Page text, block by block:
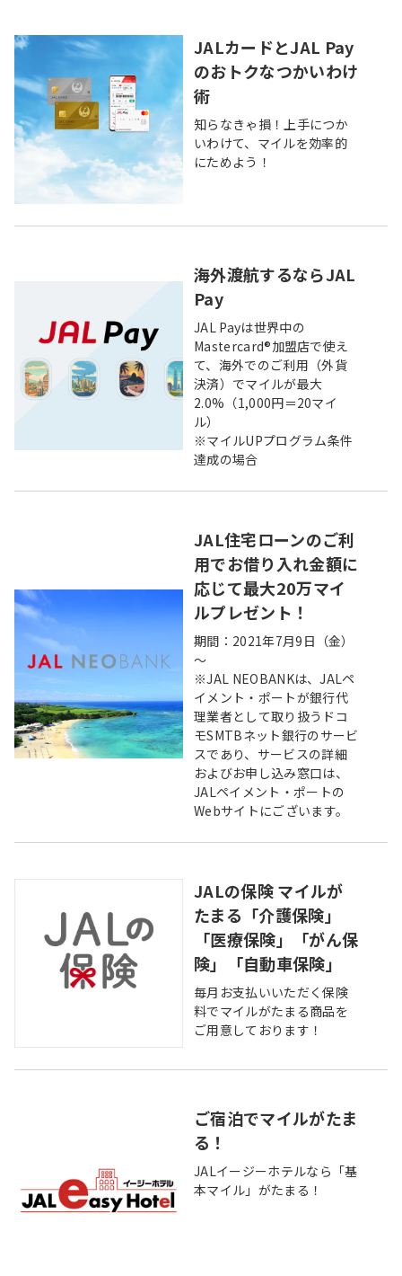
JALカードとJAL Pay
のおトクなつかいわけ
術
知らなきゃ損！上手につか
いわけて、マイルを効率的
にためよう！
海外渡航するならJAL
Pay
JAL Payは世界中の
Mastercard®加盟店で使え
て、海外でのご利用（外貨
決済）でマイルが最大
2.0%（1,000円＝20マイ
ル）
※マイルUPプログラム条件
達成の場合
JAL住宅ローンのご利
用でお借り入れ金額に
応じて最大20万マイ
ルプレゼント！
期間：2021年7月9日（金）
～
※JAL NEOBANKは、JALペ
イメント・ポートが銀行代
理業者として取り扱うドコ
モSMTBネット銀行のサービ
スであり、サービスの詳細
およびお申し込み窓口は、
JALペイメント・ポートの
Webサイトにございます。
JALの保険 マイルが
たまる「介護保険」
「医療保険」「がん保
険」「自動車保険」
毎月お支払いいただく保険
料でマイルがたまる商品を
ご用意しております！
ご宿泊でマイルがたま
る！
JALイージーホテルなら「基
本マイル」がたまる！